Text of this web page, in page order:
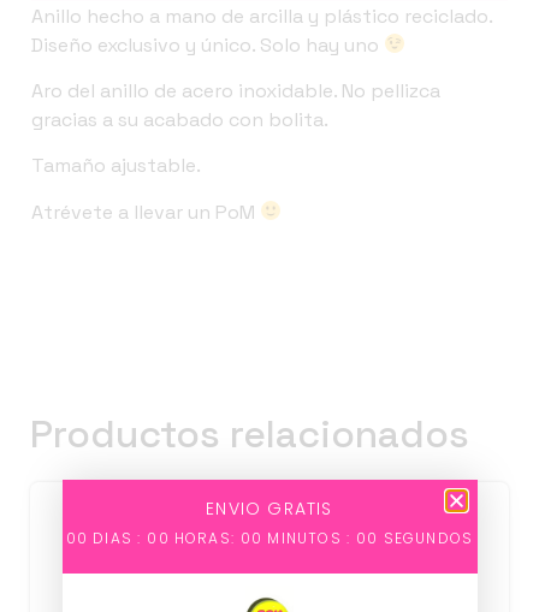
Anillo hecho a mano de arcilla y plástico reciclado.
Diseño exclusivo y único. Solo hay uno
Aro del anillo de acero inoxidable. No pellizca
gracias a su acabado con bolita.
Tamaño ajustable.
Atrévete a llevar un PoM
Productos relacionados
ENVIO GRATIS
00 DIAS : 00 HORAS: 00 MINUTOS : 00 SEGUNDOS